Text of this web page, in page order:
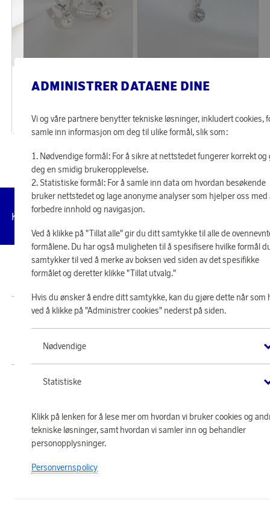
Opptjen 341 poeng
340 kr
Opptjen 198 poeng
eller 198 kr
ADMINISTRER DATAENE DINE
Vi og våre partnere benytter tekniske løsninger, inkludert cookies,
samle inn informasjon om deg til ulike formål, slik som:
Nødvendige formål: For å sikre at nettstedet fungerer korrekt og
deg en smidig brukeropplevelse.
Statistiske formål: For å samle inn data om hvordan besøkende
bruker nettstedet og lage anonyme analyser som hjelper oss med
forbedre innhold og navigasjon.
Ved å klikke på "Tillat alle" gir du ditt samtykke til alle de
formålene. Du har også muligheten til å spesifisere hvilke formål
samtykker til ved å merke av boksen ved siden av det spesifikke
formålet og deretter klikke "Tillat utvalg."
Hvis du ønsker å endre ditt samtykke, kan du gjøre dette når som
ved å klikke på "Administrer cookies" nederst på siden.
Nødvendige
Statistiske
Klikk på lenken for å lese mer om hvordan vi bruker cookies og
tekniske løsninger, samt hvordan vi samler inn og behandler
personopplysninger.
Personvernspolicy
Kundeservice Vilkår Personvernpolicy
© 2026 Scandinavian Airlines System-Denmark-Norway-Sweden, org.nr
902001-7720, 195 87 Stockholm
Butikk SAS EuroBonus drives av Crossroads Loyalty Solutions AS (Postboks